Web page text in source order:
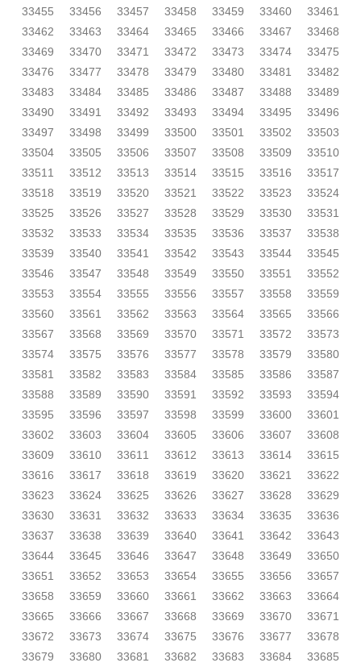
33455
33456 33457 33458 33459 33460
33461
33462
33463 33464 33465 33466 33467
33468
33469
33470 33471 33472 33473 33474
33475
33476
33477 33478 33479 33480 33481
33482
33483
33484 33485 33486 33487 33488
33489
33490
33491 33492 33493 33494 33495
33496
33497
33498 33499 33500 33501 33502
33503
33504
33505 33506 33507 33508 33509
33510
33511
33512 33513 33514 33515 33516
33517
33518
33519 33520 33521 33522 33523
33524
33525
33526 33527 33528 33529 33530
33531
33532
33533 33534 33535 33536 33537
33538
33539
33540 33541 33542 33543 33544
33545
33546
33547 33548 33549 33550 33551
33552
33553
33554 33555 33556 33557 33558
33559
33560
33561 33562 33563 33564 33565
33566
33567
33568 33569 33570 33571 33572
33573
33574
33575 33576 33577 33578 33579
33580
33581
33582 33583 33584 33585 33586
33587
33588
33589 33590 33591 33592 33593
33594
33595
33596 33597 33598 33599 33600
33601
33602
33603 33604 33605 33606 33607
33608
33609
33610 33611 33612 33613 33614
33615
33616
33617 33618 33619 33620 33621
33622
33623
33624 33625 33626 33627 33628
33629
33630
33631 33632 33633 33634 33635
33636
33637
33638 33639 33640 33641 33642
33643
33644
33645 33646 33647 33648 33649
33650
33651
33652 33653 33654 33655 33656
33657
33658
33659 33660 33661 33662 33663
33664
33665
33666 33667 33668 33669 33670
33671
33672
33673 33674 33675 33676 33677
33678
33679
33680 33681 33682 33683 33684
33685